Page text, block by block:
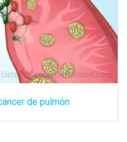
de pulmón